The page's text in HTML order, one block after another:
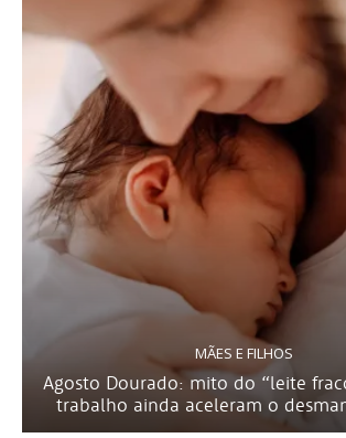
MÃES E FILHOS
Agosto Dourado: mito do “leite
trabalho ainda aceleram o